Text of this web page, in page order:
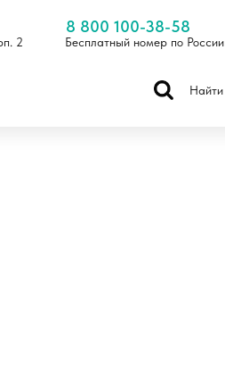
8 800 100-38-58
Бесплатный номер по России
2
Найти